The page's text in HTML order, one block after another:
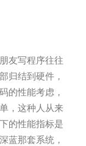
友写程序往往
归结到硬件，
的性能考虑，
，这种人从来
的性能指标是
蓝那套系统，